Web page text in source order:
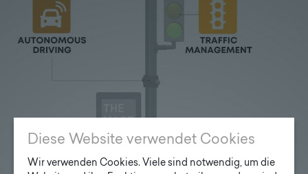
Diese Website verwendet Cookies
Wir verwenden Cookies. Viele sind notwendig, um die